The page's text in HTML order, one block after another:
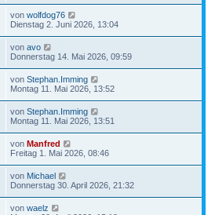
von wolfdog76
Dienstag 2. Juni 2026, 13:04
von avo
Donnerstag 14. Mai 2026, 09:59
von Stephan.Imming
Montag 11. Mai 2026, 13:52
von Stephan.Imming
Montag 11. Mai 2026, 13:51
von Manfred
Freitag 1. Mai 2026, 08:46
von Michael
Donnerstag 30. April 2026, 21:32
von waelz